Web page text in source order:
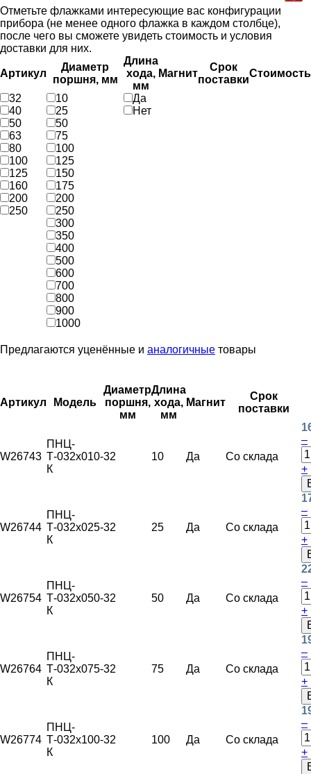
Отметьте флажками интересующие вас конфигурации
прибора (не менее одного флажка в каждом столбце),
после чего вы сможете увидеть стоимость и условия
доставки для них.
Артикул
Диаметр
поршня, мм
Длина
хода,
мм
Магнит
Срок
поставки
Стоимость
32
40
50
63
80
100
125
160
200
250
10
25
50
75
100
125
150
175
200
250
300
350
400
500
600
700
800
900
1000
Да
Нет
Предлагаются уценённые и аналогичные товары
Артикул Модель
Диаметр
поршня,
мм
Длина
хода,
мм
Магнит
Срок
поставки
W26743
ПНЦ-
Т-032х010-
К
32 10 Да Со склада
–
+
W26744
ПНЦ-
Т-032х025-
К
32 25 Да Со склада
–
+
W26754
ПНЦ-
Т-032х050-
К
32 50 Да Со склада
–
+
W26764
ПНЦ-
Т-032х075-
К
32 75 Да Со склада
–
+
W26774
ПНЦ-
Т-032х100-
К
32 100 Да Со склада
–
+